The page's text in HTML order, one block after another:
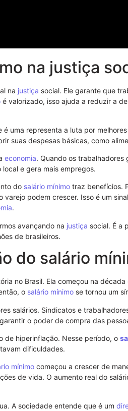
na justiça
na justiça social. Ele garante que
é valorizado, isso ajuda a reduzir a
é uma representa a luta por
suas despesas básicas, como
economia. Quando os trabalhadores
e gera mais empregos.
do salário mínimo traz benefícios.
podem crescer. Isso é um
.
avançando na justiça social. É a
de brasileiros.
do salário
no Brasil. Ela começou na
o salário mínimo se tornou um
salários. Sindicatos e
o poder de compra das
de hiperinflação. Nesse período, o
dificuldades.
mínimo começou a crescer de
de vida. O aumento real do
A sociedade entende que é um